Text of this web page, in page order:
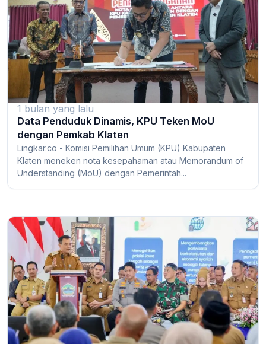
1 bulan yang lalu
Data Penduduk Dinamis, KPU Teken MoU
dengan Pemkab Klaten
Lingkar.co - Komisi Pemilihan Umum (KPU) Kabupaten
Klaten meneken nota kesepahaman atau Memorandum of
Understanding (MoU) dengan Pemerintah...